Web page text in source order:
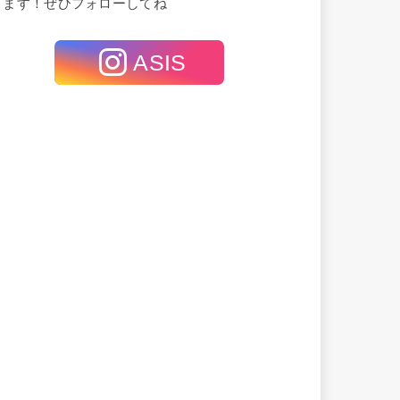
ます！ぜひフォローしてね
ASIS